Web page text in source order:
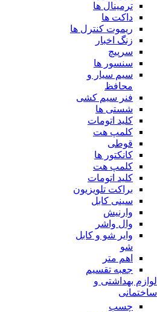
ترمینال ها
داکت ها
ریموت کنترل ها
زنگ اخبار
سرپیچ
سنسور ها
سیم سیار و
محافظ
فنر سیم کشی
شستی ها
کلید اتومات
کلمپ هت
قوطی
کانکتور ها
کلمپ هت
کلید اتومات
براکت تلویزیون
سینی کابل
وارنیش
وال واشر
وایر شو و کابل
شو
اهم متر
جعبه تقسیم
لوازم بهداشتی و
ساختمانی
چسب